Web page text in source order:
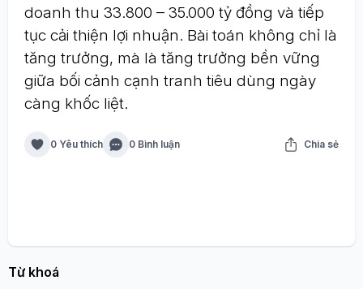
doanh thu 33.800 – 35.000 tỷ đồng và tiếp
tục cải thiện lợi nhuận. Bài toán không chỉ là
tăng trưởng, mà là tăng trưởng bền vững
giữa bối cảnh cạnh tranh tiêu dùng ngày
càng khốc liệt.
0 Yêu thích 0 Bình luận Chia sẻ
Từ khoá